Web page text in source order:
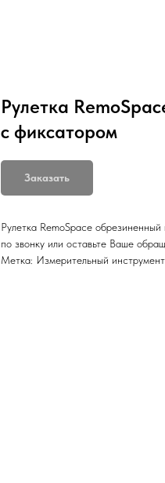
Рулетка
с фиксатором
Заказать
Рулетка RemoSpace
по звонку или оставьте Ваше
Метка: Измерительный инструмент